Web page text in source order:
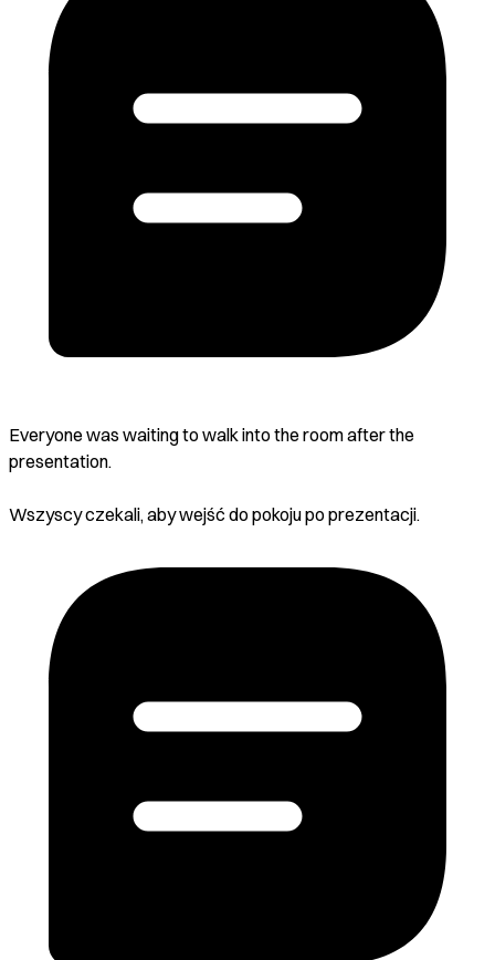
Everyone was waiting to walk into the room after the
presentation.
Wszyscy czekali, aby wejść do pokoju po prezentacji.